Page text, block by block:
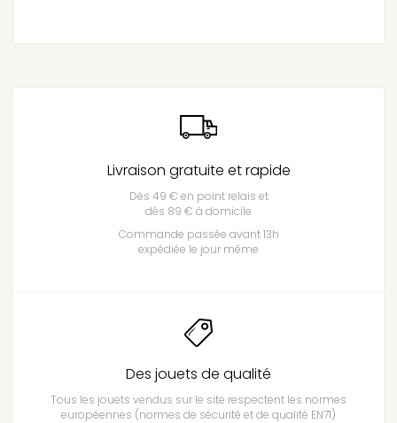
Livraison gratuite et rapide
Dès 49 € en point relais et
dès 89 € à domicile
Commande passée avant 13h
expédiée le jour même
Des jouets de qualité
Tous les jouets vendus sur le site respectent les normes
européennes (normes de sécurité et de qualité EN71)